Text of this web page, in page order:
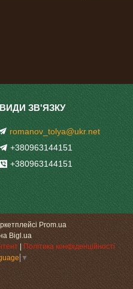
romanov_tolya@ukr.net
+380963144151
+380963144151
Prom.ua
Bigl.ua
| Політика конфіденційності
▼